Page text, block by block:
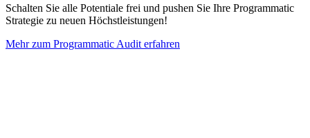
Schalten Sie alle Potentiale frei und pushen Sie Ihre Programmatic
Strategie zu neuen Höchstleistungen!
Mehr zum Programmatic Audit erfahren